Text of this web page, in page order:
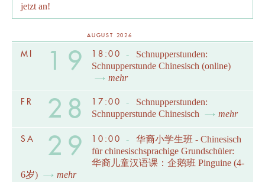
jetzt an!
AUGUST 2026
MI 19 18:00 -
Schnupperstunden:
Schnupperstunde Chinesisch (online)
mehr
FR 28 17:00 -
Schnupperstunden:
Schnupperstunde Chinesisch
mehr
SA 29 10:00 -
华裔小学生班 - Chinesisch
für chinesischsprachige Grundschüler:
华裔儿童汉语课：企鹅班 Pinguine (4-
6岁)
mehr